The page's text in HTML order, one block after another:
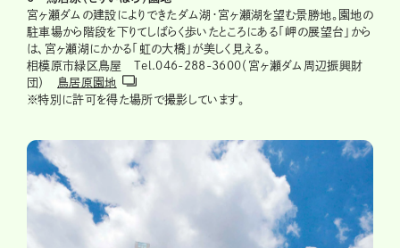
宮ヶ瀬ダムの建設によりできたダム湖・宮ヶ瀬湖を望む景勝地。園地の
駐車場から階段を下りてしばらく歩いたところにある「岬の展望台」から
は、宮ヶ瀬湖にかかる「虹の大橋」が美しく見える。
相模原市緑区鳥屋 Tel.046-288-3600（宮ヶ瀬ダム周辺振興財
団）
鳥居原園地
※特別に許可を得た場所で撮影しています。